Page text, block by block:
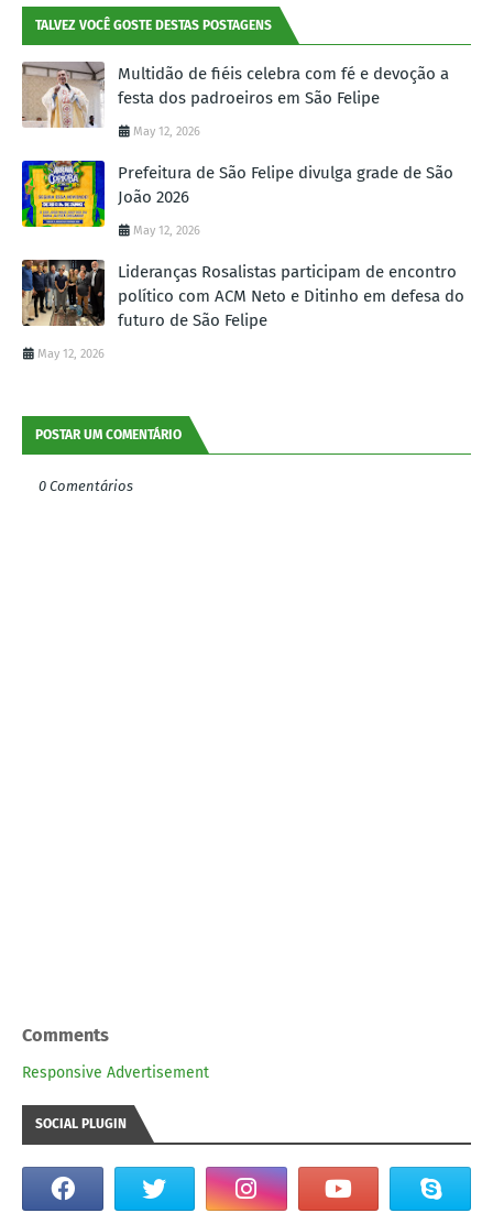
TALVEZ VOCÊ GOSTE DESTAS POSTAGENS
Multidão de fiéis celebra com fé e devoção a
festa dos padroeiros em São Felipe
May 12, 2026
Prefeitura de São Felipe divulga grade de São
João 2026
May 12, 2026
Lideranças Rosalistas participam de encontro
político com ACM Neto e Ditinho em defesa do
futuro de São Felipe
May 12, 2026
POSTAR UM COMENTÁRIO
0 Comentários
Comments
Responsive Advertisement
SOCIAL PLUGIN